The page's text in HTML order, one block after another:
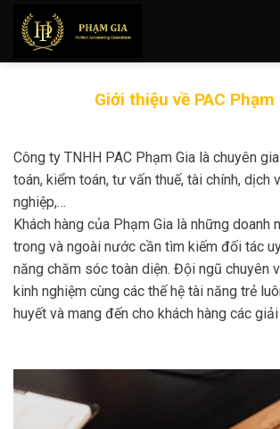
content
Giới thiệu về PAC Phạm
Công ty TNHH PAC Phạm Gia là chuyên
toán, kiểm toán, tư vấn thuế, tài chính, dịch
nghiệp,…
Khách hàng của Phạm Gia là những doanh
trong và ngoài nước cần tìm kiếm đối tác
năng chăm sóc toàn diện. Đội ngũ chuyên
kinh nghiệm cùng các thế hệ tài năng trẻ
huyết và mang đến cho khách hàng các